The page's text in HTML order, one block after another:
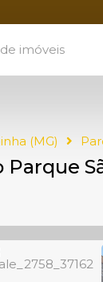
imóveis
(MG)